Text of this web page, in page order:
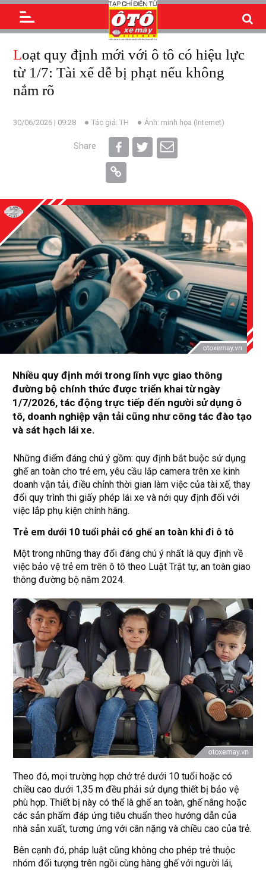
Loạt quy định mới với ô tô có hiệu lực
từ 1/7: Tài xế dễ bị phạt nếu không
nắm rõ
30/06/2026 | 09:28 Tác giả: TH Ảnh: minh họa (Internet)
Share
Nhiều quy định mới trong lĩnh vực giao thông
đường bộ chính thức được triển khai từ ngày
1/7/2026, tác động trực tiếp đến người sử dụng ô
tô, doanh nghiệp vận tải cũng như công tác đào tạo
và sát hạch lái xe.
Những điểm đáng chú ý gồm: quy định bắt buộc sử dụng
ghế an toàn cho trẻ em, yêu cầu lắp camera trên xe kinh
doanh vận tải, điều chỉnh thời gian làm việc của tài xế, thay
đổi quy trình thi giấy phép lái xe và nới quy định đối với
việc lắp phụ kiện chính hãng.
Trẻ em dưới 10 tuổi phải có ghế an toàn khi đi ô tô
Một trong những thay đổi đáng chú ý nhất là quy định về
việc bảo vệ trẻ em trên ô tô theo Luật Trật tự, an toàn giao
thông đường bộ năm 2024.
Theo đó, mọi trường hợp chở trẻ dưới 10 tuổi hoặc có
chiều cao dưới 1,35 m đều phải sử dụng thiết bị bảo vệ
phù hợp. Thiết bị này có thể là ghế an toàn, ghế nâng hoặc
các sản phẩm đáp ứng tiêu chuẩn theo hướng dẫn của
nhà sản xuất, tương ứng với cân nặng và chiều cao của trẻ.
Bên cạnh đó, pháp luật cũng không cho phép trẻ thuộc
nhóm đối tượng trên ngồi cùng hàng ghế với người lái,